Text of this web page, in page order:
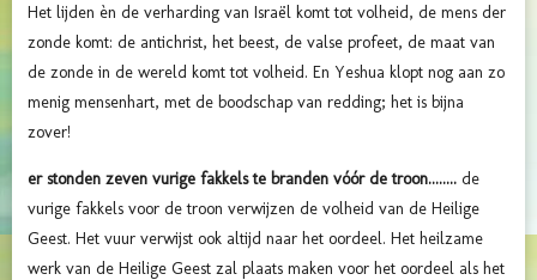
Het lijden èn de verharding van Israël komt tot volheid, de mens der
zonde komt: de antichrist, het beest, de valse profeet, de maat van
de zonde in de wereld komt tot volheid. En Yeshua klopt nog aan zo
menig mensenhart, met de boodschap van redding; het is bijna
zover!
er stonden zeven vurige fakkels te branden vóór de troon........ de
vurige fakkels voor de troon verwijzen de volheid van de Heilige
Geest. Het vuur verwijst ook altijd naar het oordeel. Het heilzame
werk van de Heilige Geest zal plaats maken voor het oordeel als het